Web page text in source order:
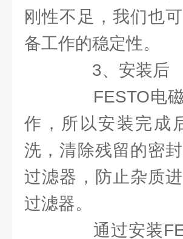
刚性不足，我们也
备工作的稳定性。
3、安装后
FESTO电磁
作，所以安装完成
洗，清除残留的密
过滤器，防止杂质
过滤器。
通过安装